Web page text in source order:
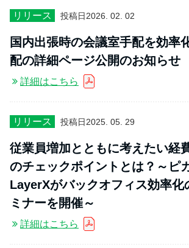
リリース 投稿日2026. 02. 02
国内出張時の会議室手配を効率
配の詳細ページ公開のお知らせ
詳細はこちら
リリース 投稿日2025. 05. 29
従業員増加とともに考えたい経
のチェックポイントとは？～ピ
LayerXがバックオフィス効率化
ミナーを開催～
詳細はこちら